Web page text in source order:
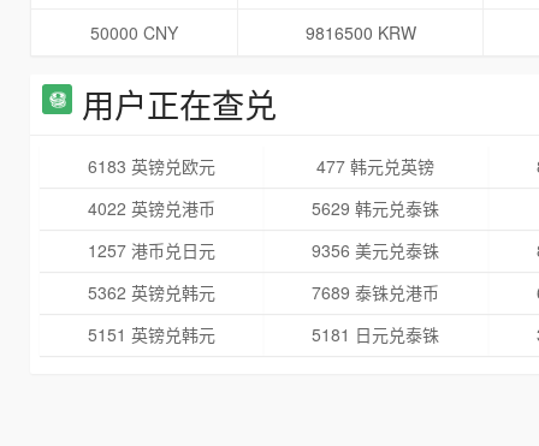
50000 CNY
9816500 KRW
用户正在查兑
6183 英镑兑欧元 477 韩元兑英镑
4022 英镑兑港币
5629 韩元兑泰铢
1257 港币兑日元
9356 美元兑泰铢
5362 英镑兑韩元
7689 泰铢兑港币
5151 英镑兑韩元
5181 日元兑泰铢